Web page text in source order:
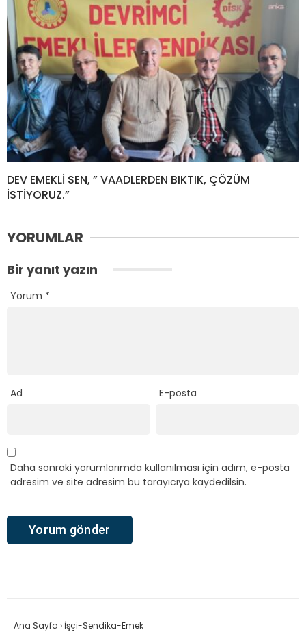
DEV EMEKLİ SEN, ” VAADLERDEN BIKTIK, ÇÖZÜM
İSTİYORUZ.”
YORUMLAR
Bir yanıt yazın
Yorum *
Ad E-posta
Daha sonraki yorumlarımda kullanılması için adım, e-posta
adresim ve site adresim bu tarayıcıya kaydedilsin.
Ana Sayfa › İşçi-Sendika-Emek